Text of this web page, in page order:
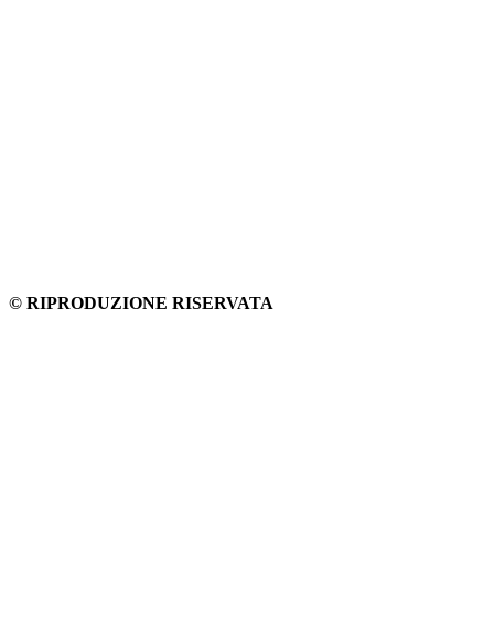
© RIPRODUZIONE RISERVATA